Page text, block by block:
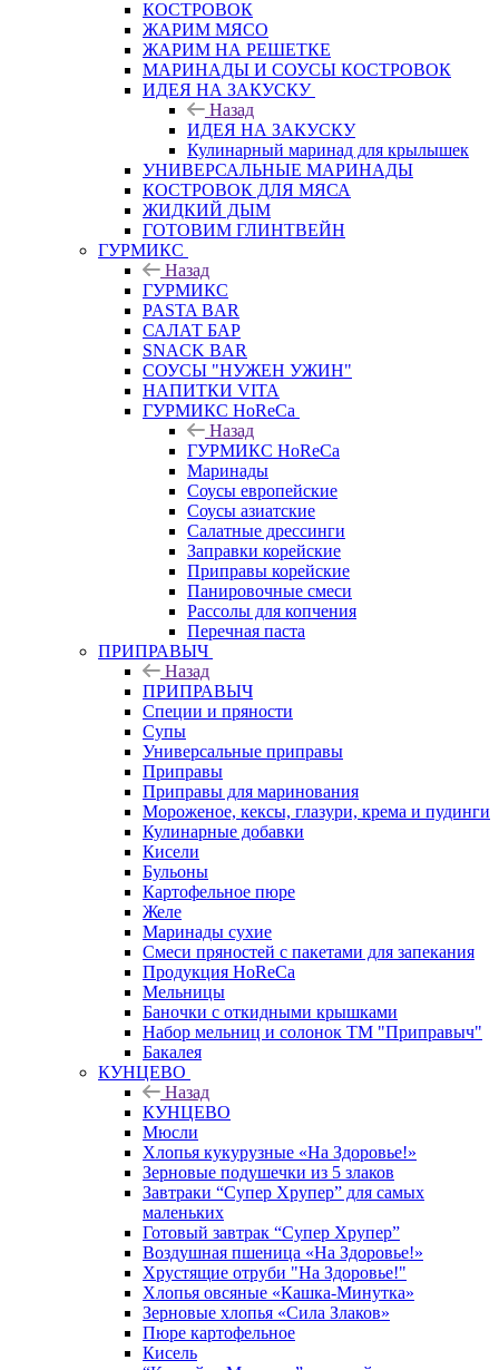
КОСТРОВОК
ЖАРИМ МЯСО
ЖАРИМ НА РЕШЕТКЕ
МАРИНАДЫ И СОУСЫ КОСТРОВОК
ИДЕЯ НА ЗАКУСКУ
Назад
ИДЕЯ НА ЗАКУСКУ
Кулинарный маринад для крылышек
УНИВЕРСАЛЬНЫЕ МАРИНАДЫ
КОСТРОВОК ДЛЯ МЯСА
ЖИДКИЙ ДЫМ
ГОТОВИМ ГЛИНТВЕЙН
ГУРМИКС
Назад
ГУРМИКС
PASTA BAR
САЛАТ БАР
SNACK BAR
СОУСЫ "НУЖЕН УЖИН"
НАПИТКИ VITA
ГУРМИКС HoReCa
Назад
ГУРМИКС HoReCa
Маринады
Соусы европейские
Соуcы азиатские
Салатные дрессинги
Заправки корейские
Приправы корейские
Панировочные смеси
Рассолы для копчения
Перечная паста
ПРИПРАВЫЧ
Назад
ПРИПРАВЫЧ
Специи и пряности
Супы
Универсальные приправы
Приправы
Приправы для маринования
Мороженое, кексы, глазури, крема и пудинги
Кулинарные добавки
Кисели
Бульоны
Картофельное пюре
Желе
Маринады сухие
Смеси пряностей с пакетами для запекания
Продукция HoReCa
Мельницы
Баночки с откидными крышками
Набор мельниц и солонок ТМ "Приправыч"
Бакалея
КУНЦЕВО
Назад
КУНЦЕВО
Мюсли
Хлопья кукурузные «На Здоровье!»
Зерновые подушечки из 5 злаков
Завтраки “Супер Хрупер” для самых
маленьких
Готовый завтрак “Супер Хрупер”
Воздушная пшеница «На Здоровье!»
Хрустящие отруби "На Здоровье!"
Хлопья овсяные «Кашка-Минутка»
Зерновые хлопья «Сила Злаков»
Пюре картофельное
Кисель